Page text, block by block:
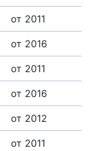
от 2011
от 2016
от 2011
от 2016
от 2012
от 2011